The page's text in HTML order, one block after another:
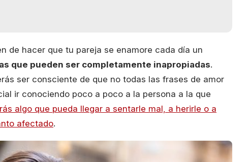
de hacer que tu pareja se enamore cada día un
que pueden ser completamente inapropiadas.
ser consciente de que no todas las frases de amor
ir conociendo poco a poco a la persona a la que
algo que pueda llegar a sentarle mal, a herirle o a
afectado.